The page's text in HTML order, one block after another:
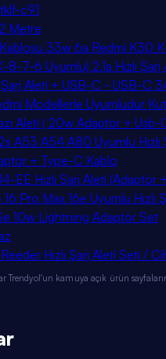
c91
Metre
33w 6a Redmi K30
7-6 Uyumlu) 2.1a Hızlı Şarj
Aleti + USB-C - USB-C
Modellerle Uyumludur
Aleti ( 20w Adaptör +
A53 A54 A80 Uyumlu
+ Type-C Kablo
EE Hızlı Şarj Aleti (Adaptör
Pro Max 16e Uyumlu
10w Lightning Adaptör Set
Hızlı Şarj Aleti Seti /
Trendyol'un kamuya açık ürün